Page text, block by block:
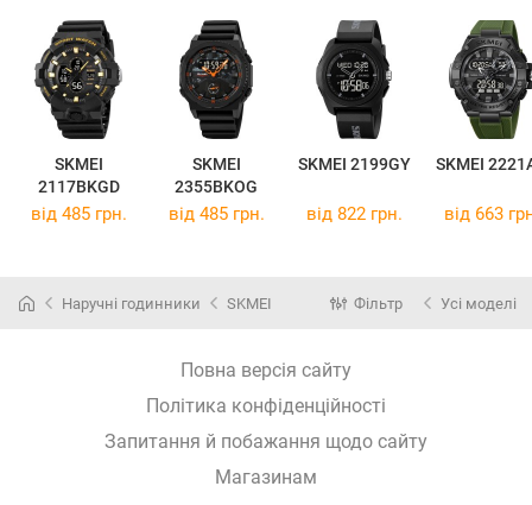
SKMEI
2117BKGD
SKMEI
2355BKOG
SKMEI 2199GY SKMEI
від 485 грн. від 485 грн. від 822 грн. від 663
Наручні годинники SKMEI Фільтр Усі моделі
Повна версія сайту
Політика конфіденційності
Запитання й побажання щодо сайту
Магазинам